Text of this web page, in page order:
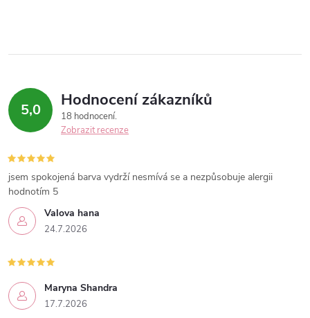
5,0 Hodnocení zákazníků
18 hodnocení
Zobrazit recenze
Valova hana
24.7.2026
jsem spokojená barva vydrží nesmívá se a nezpůsobuje alergii
hodnotím 5
Maryna Shandra
17.7.2026